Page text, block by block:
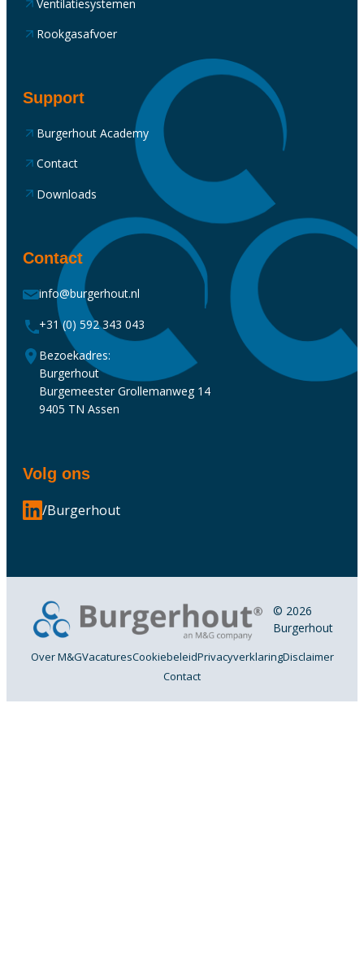
Ventilatiesystemen
Rookgasafvoer
Support
Burgerhout Academy
Contact
Downloads
Contact
info@burgerhout.nl
+31 (0) 592 343 043
Bezoekadres:
Burgerhout
Burgemeester Grollemanweg 14
9405 TN Assen
Volg ons
/Burgerhout
© 2026
Burgerhout
Over M&GVacaturesCookiebeleidPrivacyverklaringDisclaimer
Contact